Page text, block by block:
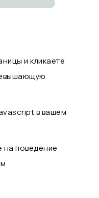
и кликаете
в вашем
поведение